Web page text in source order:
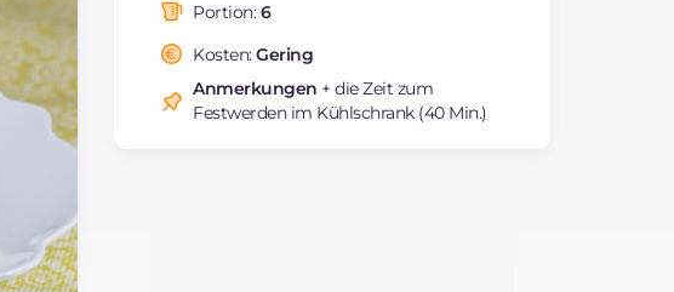
Portion:6
Kosten:Gering
Anmerkungen + die Zeit zum
Festwerden im Kühlschrank (40 Min.)